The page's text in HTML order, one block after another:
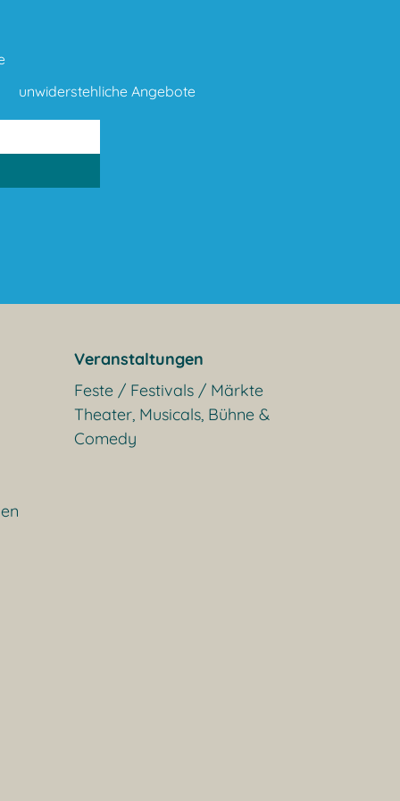
unwiderstehliche Angebote
Veranstaltungen
Feste / Festivals / Märkte
Theater, Musicals, Bühne &
Comedy